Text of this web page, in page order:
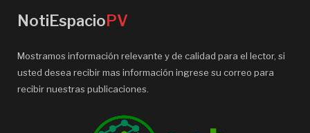
NotiEspacio PV
Mostramos información relevante y de calidad para el lector, si
usted desea recibir mas información ingrese su correo para
recibir nuestras publicaciones.